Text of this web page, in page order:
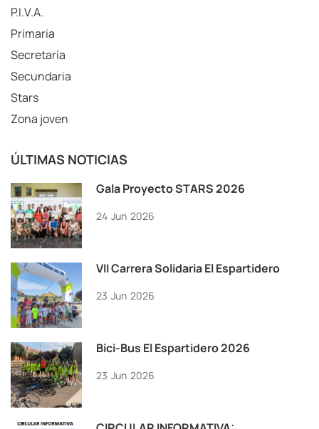
P.I.V.A.
Primaria
Secretaría
Secundaria
Stars
Zona joven
ÚLTIMAS NOTICIAS
Gala Proyecto STARS 2026
24 Jun 2026
VII Carrera Solidaria El Espartidero
23 Jun 2026
Bici-Bus El Espartidero 2026
23 Jun 2026